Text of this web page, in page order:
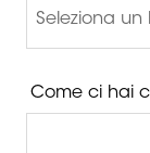
Come ci hai